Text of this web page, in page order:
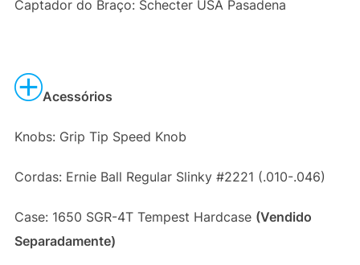
Captador do Braço: Schecter USA Pasadena
Acessórios
Knobs: Grip Tip Speed Knob
Cordas: Ernie Ball Regular Slinky #2221 (.010-.046)
Case: 1650 SGR-4T Tempest Hardcase (Vendido
Separadamente)